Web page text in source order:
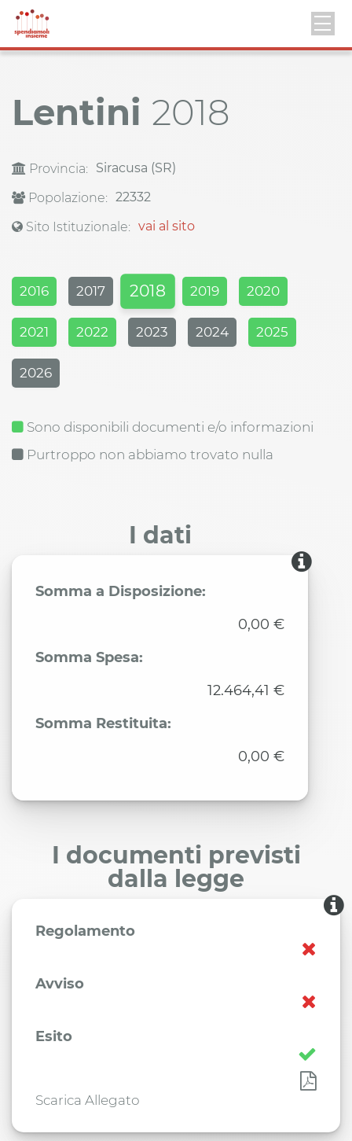
Lentini 2018
Provincia:
Siracusa (SR)
Popolazione: 22332
Sito Istituzionale: vai al sito
2016 2017 2018 2019 2020
2021 2022 2023 2024 2025
2026
Sono disponibili documenti e/o informazioni
Purtroppo non abbiamo trovato nulla
I dati
Somma a Disposizione:
0,00 €
Somma Spesa:
12.464,41 €
Somma Restituita:
0,00 €
I documenti previsti
dalla legge
Regolamento
Avviso
Esito
Scarica Allegato